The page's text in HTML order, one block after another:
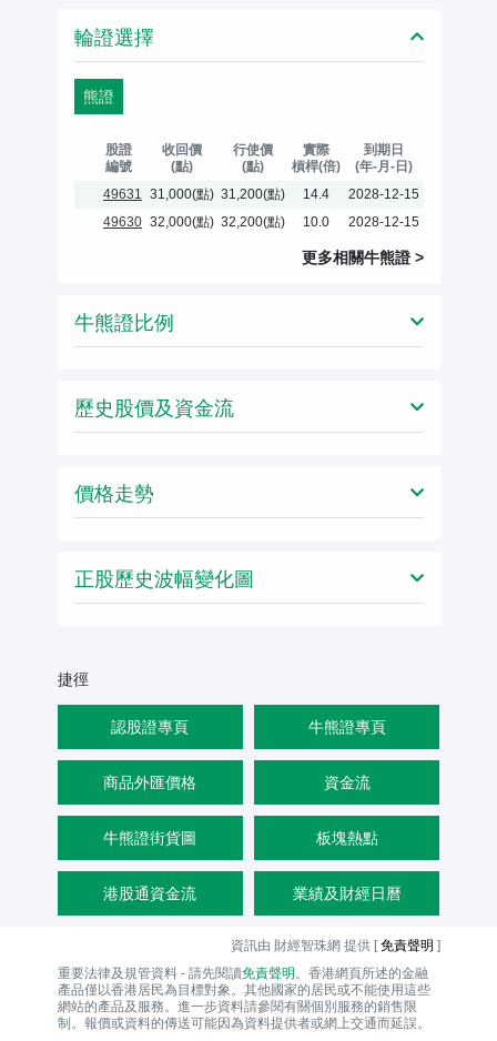
輪證選擇
熊證
股證
編號
收回價
(點)
行使價
(點)
實際
槓桿(倍)
到期日
(年-月-日)
49631
31,000(點) 31,200(點) 14.4
2028-12-15
49630 32,000(點) 32,200(點) 10.0 2028-12-15
更多相關牛熊證>
牛熊證比例
歷史股價及資金流
價格走勢
正股歷史波幅變化圖
捷徑
認股證專頁 牛熊證專頁
商品外匯價格 資金流
牛熊證街貨圖 板塊熱點
港股通資金流 業績及財經日曆
資訊由 財經智珠網 提供 [免責聲明 ]
重要法律及規管資料 - 請先閱讀免責聲明 。香港網頁所述的金融
產品僅以香港居民為目標對象。其他國家的居民或不能使用這些
網站的產品及服務。進一步資料請參閱有關個別服務的銷售限
制。報價或資料的傳送可能因為資料提供者或網上交通而延誤。